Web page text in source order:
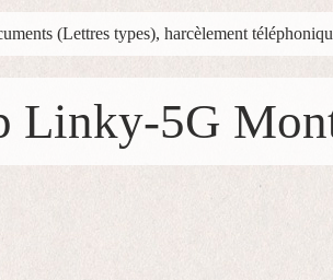
Linky-5G
(Lettres types), harcèlement